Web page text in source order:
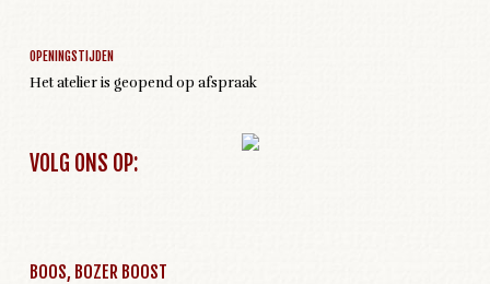
OPENINGSTIJDEN
Het atelier is geopend op afspraak
VOLG ONS OP:
BOOS, BOZER BOOST